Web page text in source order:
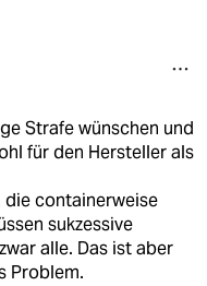
Strafe wünschen und
für den Hersteller als
die containerweise
sukzessive
alle. Das ist aber
Problem.